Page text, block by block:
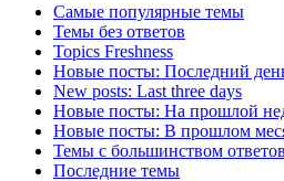
Самые популярные темы
Темы без ответов
Topics Freshness
Новые посты: Последний
New posts: Last three days
Новые посты: На прошлой
Новые посты: В прошлом
Темы с большинством ответов
Последние темы